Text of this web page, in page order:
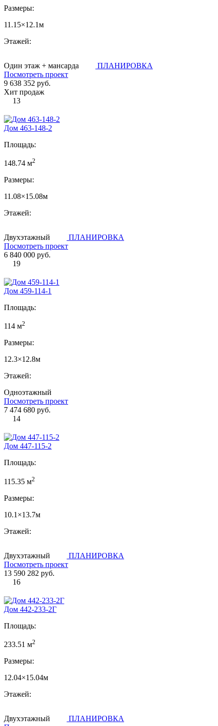
Размеры:
11.15×12.1м
Этажей:
Один этаж + мансарда
ПЛАНИРОВКА
Посмотреть проект
9 638 352 руб.
Хит продаж
13
Дом 463-148-2
Площадь:
148.74 м2
Размеры:
11.08×15.08м
Этажей:
Двухэтажный
ПЛАНИРОВКА
Посмотреть проект
6 840 000 руб.
19
Дом 459-114-1
Площадь:
114 м2
Размеры:
12.3×12.8м
Этажей:
Одноэтажный
Посмотреть проект
7 474 680 руб.
14
Дом 447-115-2
Площадь:
115.35 м2
Размеры:
10.1×13.7м
Этажей:
Двухэтажный
ПЛАНИРОВКА
Посмотреть проект
13 590 282 руб.
16
Дом 442-233-2Г
Площадь:
233.51 м2
Размеры:
12.04×15.04м
Этажей:
Двухэтажный
ПЛАНИРОВКА